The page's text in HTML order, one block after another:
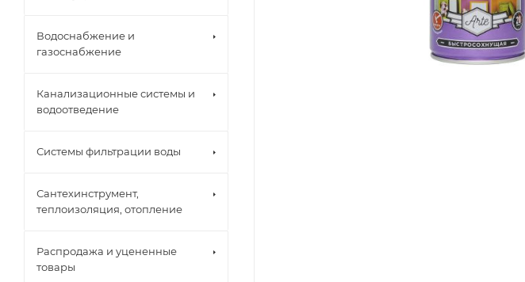
Водоснабжение и
газоснабжение
Канализационные системы и
водоотведение
Системы фильтрации воды
Сантехинструмент,
теплоизоляция, отопление
Распродажа и уцененные
товары